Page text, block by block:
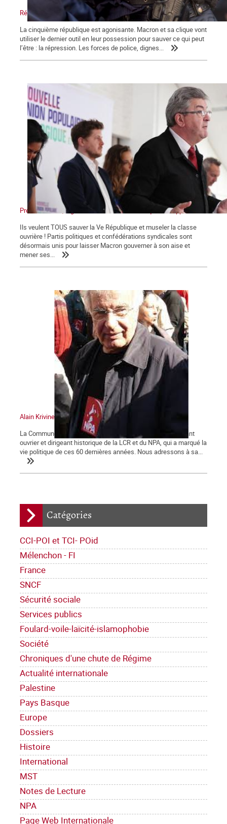
Catégories
CCI-POI et TCI- POid
Mélenchon - FI
France
SNCF
Sécurité sociale
Services publics
Foulard-voile-laïcité-islamophobie
Société
Chroniques d'une chute de Régime
Actualité internationale
Palestine
Pays Basque
Europe
Dossiers
Histoire
International
MST
Notes de Lecture
NPA
Page Web Internationale
Répression, maître-mot de la macronie.
La cinquième république est agonisante. Macron et sa clique vont
utiliser le dernier outil en leur possession pour sauver ce qui peut
l’être : la répression. Les forces de police, dignes...
Présidentielles, législatives : Non au front unique des appareils !
Ils veulent TOUS sauver la Ve République et museler la classe
ouvrière ! Partis politiques et confédérations syndicales sont
désormais unis pour laisser Macron gouverner à son aise et
mener ses...
Alain Krivine
La Commune tient à saluer la mémoire d'Alain Krivine, militant
ouvrier et dirigeant historique de la LCR et du NPA, qui a marqué la
vie politique de ces 60 dernières années. Nous adressons à sa...